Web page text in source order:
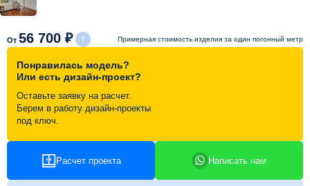
Акции и скидки
Портфолио
Статьи
Контакты
От 56 700 ₽ Примерная стоимость изделия за один погонный метр
Понравилась модель?
Или есть дизайн-проект?
Оставьте заявку на расчет.
Берем в работу дизайн-проекты
под ключ.
Расчет проекта Написать нам